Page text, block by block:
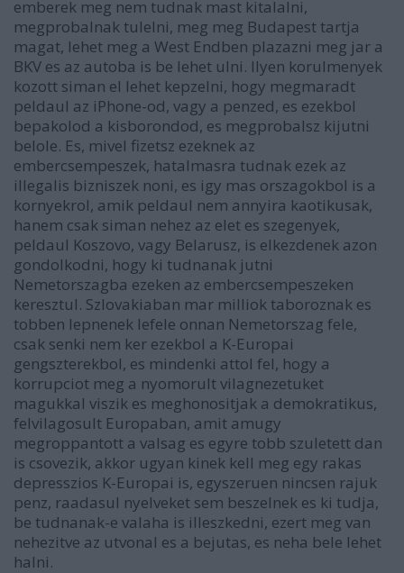
emberek meg nem tudnak mast kitalalni,
megprobalnak tulelni, meg meg Budapest tartja
magat, lehet meg a West Endben plazazni meg jar a
BKV es az autoba is be lehet ulni. Ilyen korulmenyek
kozott siman el lehet kepzelni, hogy megmaradt
peldaul az iPhone-od, vagy a penzed, es ezekbol
bepakolod a kisborondod, es megprobalsz kijutni
belole. Es, mivel fizetsz ezeknek az
embercsempeszek, hatalmasra tudnak ezek az
illegalis bizniszek noni, es igy mas orszagokbol is a
kornyekrol, amik peldaul nem annyira kaotikusak,
hanem csak siman nehez az elet es szegenyek,
peldaul Koszovo, vagy Belarusz, is elkezdenek azon
gondolkodni, hogy ki tudnanak jutni
Nemetorszagba ezeken az embercsempeszeken
keresztul. Szlovakiaban mar milliok taboroznak es
tobben lepnenek lefele onnan Nemetorszag fele,
csak senki nem ker ezekbol a K-Europai
gengszterekbol, es mindenki attol fel, hogy a
korrupciot meg a nyomorult vilagnezetuket
magukkal viszik es meghonositjak a demokratikus,
felvilagosult Europaban, amit amugy
megroppantott a valsag es egyre tobb szuletett dan
is csovezik, akkor ugyan kinek kell meg egy rakas
depresszios K-Europai is, egyszeruen nincsen rajuk
penz, raadasul nyelveket sem beszelnek es ki tudja,
be tudnanak-e valaha is illeszkedni, ezert meg van
nehezitve az utvonal es a bejutas, es neha bele lehet
halni.